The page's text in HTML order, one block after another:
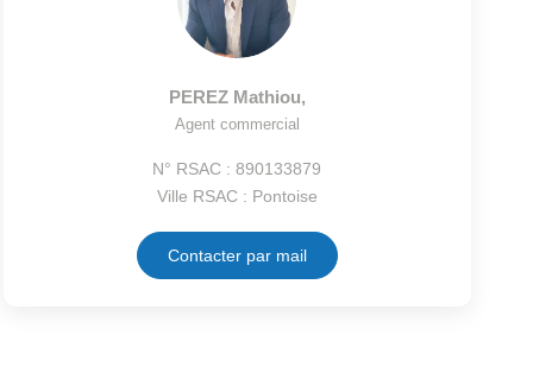
PEREZ Mathiou,
Agent commercial
N° RSAC : 890133879
Ville RSAC : Pontoise
Contacter par mail